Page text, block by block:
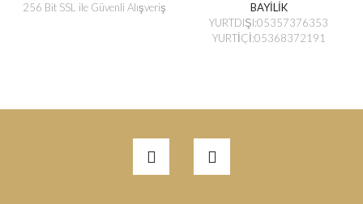
256 Bit SSL ile Güvenli Alışveriş
BAYİLİK
YURTDIŞI:05357376353
YURTİÇİ:05368372191